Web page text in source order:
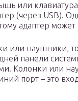
или
(через USB).
адаптер может
или наушники,
панели
Колонки или
порт – это